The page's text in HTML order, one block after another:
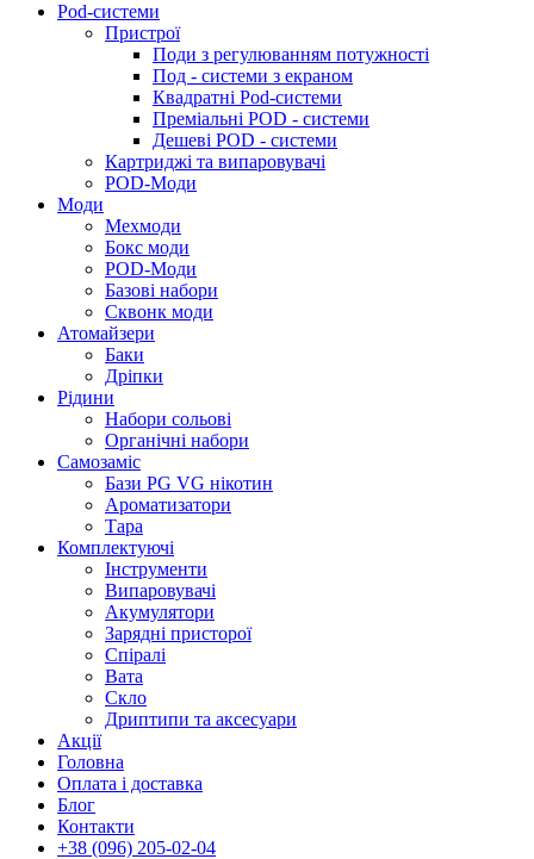
Pod-системи
Пристрої
Поди з регулюванням потужності
Под - системи з екраном
Квадратні Pod-системи
Преміальні POD - системи
Дешеві POD - системи
Картриджі та випаровувачі
POD-Моди
Моди
Мехмоди
Бокс моди
POD-Моди
Базові набори
Сквонк моди
Атомайзери
Баки
Дріпки
Рідини
Набори сольові
Органічні набори
Самозаміс
Бази PG VG нікотин
Ароматизатори
Тара
Комплектуючі
Інструменти
Випаровувачі
Акумулятори
Зарядні присторої
Спіралі
Вата
Скло
Дриптипи та аксесуари
Акції
Головна
Оплата і доставка
Блог
Контакти
+38 (096) 205-02-04